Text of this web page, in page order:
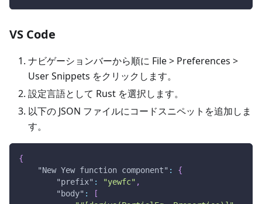
VS Code
ナビゲーションバーから順に File > Preferences >
User Snippets をクリックします。
設定言語として Rust を選択します。
以下の JSON ファイルにコードスニペットを追加しま
す。
{
"New Yew function component" :
{
"prefix" : "yewfc" ,
"body" :
[